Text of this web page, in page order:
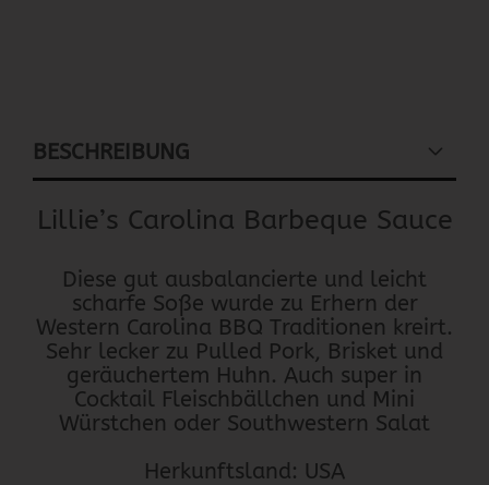
BESCHREIBUNG
Lillie’s Carolina Barbeque Sauce
Diese gut ausbalancierte und leicht
scharfe Soße wurde zu Erhern der
Western Carolina BBQ Traditionen kreirt.
Sehr lecker zu Pulled Pork, Brisket und
geräuchertem Huhn. Auch super in
Cocktail Fleischbällchen und Mini
Würstchen oder Southwestern Salat
Herkunftsland: USA